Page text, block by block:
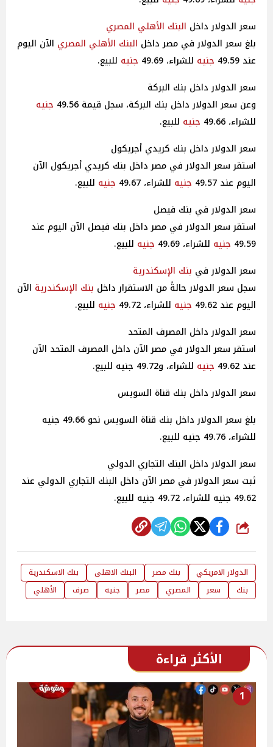
سعر الدولار داخل البنك الأهلي المصري
بلغ سعر الدولار في مصر داخل البنك الأهلي المصري الآن اليوم
عند 49.59
جنيه للشراء، 49.69 جنيه للبيع.
سعر الدولار داخل بنك البركة
وعن سعر الدولار داخل بنك البركة، سجل قيمة 49.56
جنيه
للشراء، 49.66
جنيه للبيع.
سعر الدولار داخل بنك كريدي أجريكول
استقر سعر الدولار في مصر داخل بنك كريدي أجريكول الآن
اليوم عند 49.57
جنيه للشراء، 49.67 جنيه للبيع.
سعر الدولار في بنك فيصل
استقر سعر الدولار في مصر داخل بنك فيصل الآن اليوم عند
49.59 جنيه للشراء، 49.69 جنيه للبيع.
سعر الدولار في بنك الإسكندرية
سجل سعر الدولار حالةً من الاستقرار داخل بنك الإسكندرية الآن
اليوم عند 49.62
جنيه للشراء، 49.72 جنيه للبيع.
سعر الدولار داخل المصرف المتحد
استقر سعر الدولار في مصر الآن داخل المصرف المتحد الآن
عند 49.62
جنيه للشراء، و49.72 جنيه للبيع.
سعر الدولار داخل بنك قناة السويس
بلغ سعر الدولار داخل بنك قناة السويس نحو 49.66 جنيه
للشراء، 49.76 جنيه للبيع.
سعر الدولار داخل البنك التجاري الدولي
ثبت سعر الدولار في مصر الآن داخل البنك التجاري الدولي عند
49.62 جنيه للشراء، 49.72 جنيه للبيع.
شارك
الدولار الامريكي بنك مصر البنك الاهلى
بنك الاسكندرية
بنك
سعر المصري مصر جنيه صرف الأهلي
الأكثر قراءة
1